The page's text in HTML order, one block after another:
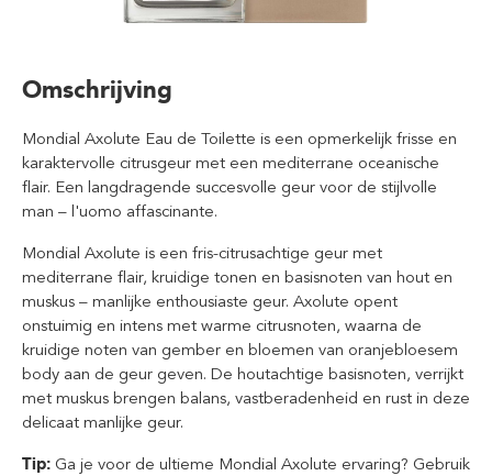
Omschrijving
Mondial Axolute Eau de Toilette is een opmerkelijk frisse en
karaktervolle citrusgeur met een mediterrane oceanische
flair. Een langdragende succesvolle geur voor de stijlvolle
man – l'uomo affascinante.
Mondial Axolute is een fris-citrusachtige geur met
mediterrane flair, kruidige tonen en basisnoten van hout en
muskus – manlijke enthousiaste geur. Axolute opent
onstuimig en intens met warme citrusnoten, waarna de
kruidige noten van gember en bloemen van oranjebloesem
body aan de geur geven. De houtachtige basisnoten, verrijkt
met muskus brengen balans, vastberadenheid en rust in deze
delicaat manlijke geur.
Tip: Ga je voor de ultieme Mondial Axolute ervaring? Gebruik